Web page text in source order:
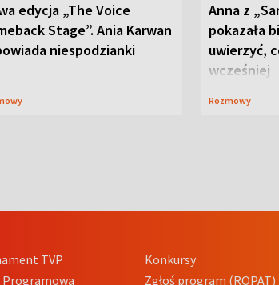
edycja „The Voice
Stage”. Ania Karwan
niespodzianki
Anna z
pokazała
uwierzyć,
wcześniej
Rozmowy
TVP
Programowa
Konkursy
Zgłoś program (ROPAT)